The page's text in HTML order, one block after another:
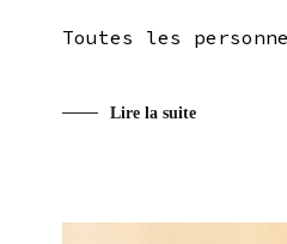
Toutes les
Lire la suite